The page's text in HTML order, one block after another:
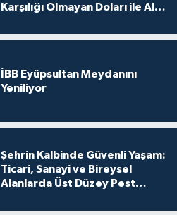
Karşılığı Olmayan Doları ile Alış
İBB Eyüpsultan Meydanını
Yeniliyor
Şehrin Kalbinde Güvenli Yaşam:
Ticari, Sanayi ve Bireysel
Alanlarda Üst Düzey Pest